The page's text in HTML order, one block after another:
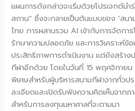
แผนการดังกล่าวจะเริ่มด้วยโปรเจกต์น
สถาน” ซึ่งจะกลายเป็นต้นแบบของ ‘สน
ไทย การผสานรวม AI เข้ากับการจัดกา
รักษาความปลอดภัย และการวิเคราะห์ข้
ประสิทธิภาพการดำเนินงาน แต่ยังสร้า
กีฬาอีกด้วย โดยในวันที่ 15 พฤศจิกายน
พิเศษสำหรับผู้บริหารสนามกีฬาจากทั่วปร
ละเอียดและเปิดรับฟังความคิดเห็นจาก
สำหรับการลงทุนมหาศาลที่จะตามมา